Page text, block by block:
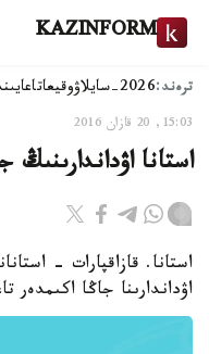
KAZINFORM
ترەند:2026-سايلاۋ وقيعا
15:03, 20 قازان 2016
استانا اۋداندارىنىڭ
استانا. قازاقپارات -
اۋداندارىنا جاڭا اكىمدەر